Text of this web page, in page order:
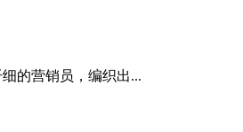
的营销员，编织出...